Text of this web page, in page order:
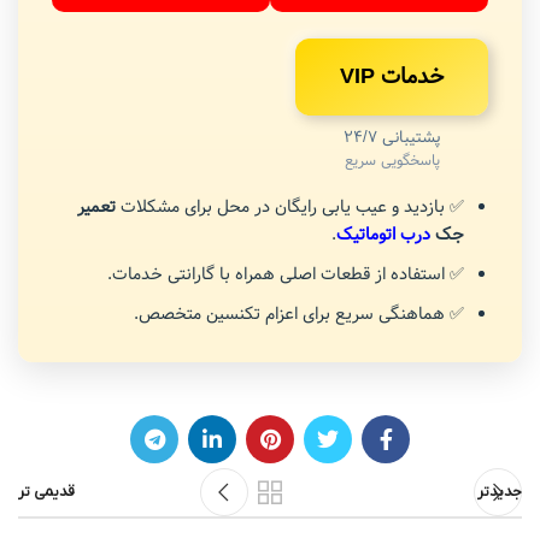
خدمات VIP
پشتیبانی 24/7
پاسخگویی سریع
✅ بازدید و عیب یابی رایگان در محل برای مشکلاتتعمیر
جکدرب اتوماتیک.
✅ استفاده از قطعات اصلی همراه با گارانتی خدمات.
✅ هماهنگی سریع برای اعزام تکنسین متخصص.
جدیدتر قدیمی تر